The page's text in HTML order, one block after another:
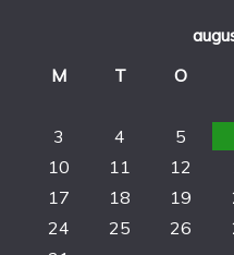
M
T O
3
4 5
10
11 12
17
18 19
24
25 26